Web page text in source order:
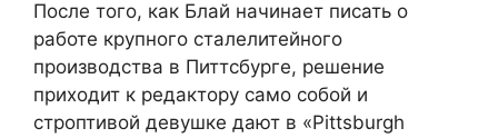
После того, как Блай начинает писать о
работе крупного сталелитейного
производства в Питтсбурге, решение
приходит к редактору само собой и
строптивой девушке дают в «Pittsburgh